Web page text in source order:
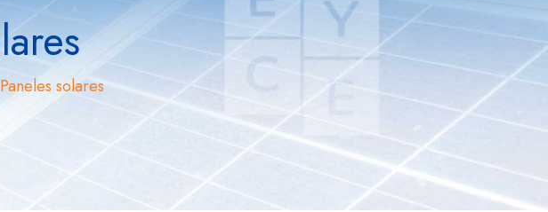
Paneles solares